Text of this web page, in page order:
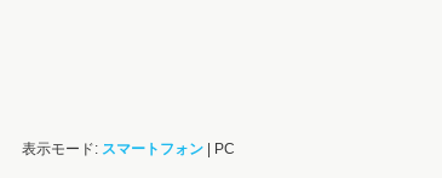
表示モード: スマートフォン | PC